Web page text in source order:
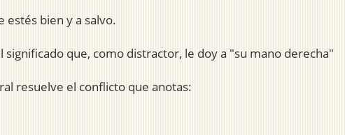
estés bien y a salvo.
que, como distractor, le doy a "su mano derecha"
resuelve el conflicto que anotas: